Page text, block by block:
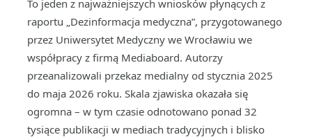
To jeden z najważniejszych wniosków płynących z
raportu „Dezinformacja medyczna”, przygotowanego
przez Uniwersytet Medyczny we Wrocławiu we
współpracy z firmą Mediaboard. Autorzy
przeanalizowali przekaz medialny od stycznia 2025
do maja 2026 roku. Skala zjawiska okazała się
ogromna – w tym czasie odnotowano ponad 32
tysiące publikacji w mediach tradycyjnych i blisko